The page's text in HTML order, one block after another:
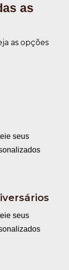
as
as opções
seus
seus